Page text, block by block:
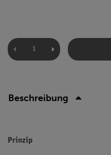
Beschreibung
Prinzip